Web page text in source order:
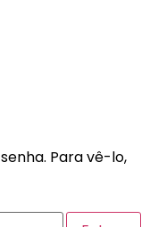
Para vê-lo,